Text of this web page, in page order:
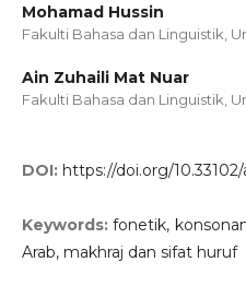
Mohamad Hussin
Fakulti Bahasa dan Linguistik,
Ain Zuhaili Mat Nuar
Fakulti Bahasa dan Linguistik,
DOI: https://doi.org/10.33102/
Keywords:fonetik,
Arab, makhraj dan sifat huruf